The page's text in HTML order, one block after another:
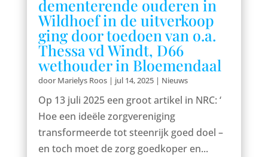
dementerende ouderen in
Wildhoef in de uitverkoop
ging door toedoen van o.a.
Thessa vd Windt, D66
wethouder in Bloemendaal
doorMarielys Roos| jul 14, 2025| Nieuws
Op 13 juli 2025 een groot artikel in NRC: ‘
Hoe een ideële zorgvereniging
transformeerde tot steenrijk goed doel –
en toch moet de zorg goedkoper en...